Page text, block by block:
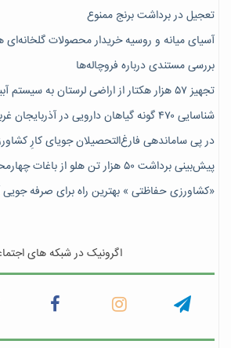
تعجیل در برداشت برنج ممنوع
آسیای میانه و روسیه خریدار محصولات گلخانه‌ای
بررسی مستندی درباره فروچاله‌ها
تجهیز ۵۷ هزار هکتار از اراضی لرستان به سیستم آبیاری نوین
شناسایی ۴۷٠ گونه گیاهان دارویی در آذربایجان غربی
در پی ساماندهی فارغ‌التحصیلان جویای کارِ
پیش‎‌بینی برداشت ۵۰ هزار تن هلو از باغات چهارمحال و بختیاری
«کشاورزی حفاظتی » بهترین راه برای صرفه
اگرونیک در شبکه های